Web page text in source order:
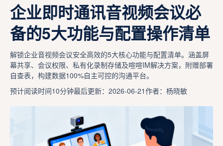
企业即时通讯音视频会议必
备的5大功能与配置操作清单
解锁企业音视频会议安全高效的5大核心功能与配置清单。涵盖屏
幕共享、会议权限、私有化录制存储及喧喧IM解决方案，附赠部署
自查表，构建数据100%自主可控的沟通平台。
预计阅读时间10分钟最后更新：2026-06-21作者：杨晓敏